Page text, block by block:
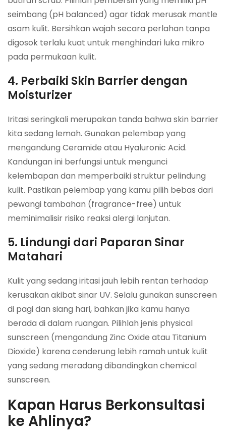
seimbang (pH balanced) agar tidak merusak mantle
asam kulit. Bersihkan wajah secara perlahan tanpa
digosok terlalu kuat untuk menghindari luka mikro
pada permukaan kulit.
4. Perbaiki Skin Barrier dengan
Moisturizer
Iritasi seringkali merupakan tanda bahwa skin barrier
kita sedang lemah. Gunakan pelembap yang
mengandung Ceramide atau Hyaluronic Acid.
Kandungan ini berfungsi untuk mengunci
kelembapan dan memperbaiki struktur pelindung
kulit. Pastikan pelembap yang kamu pilih bebas dari
pewangi tambahan (fragrance-free) untuk
meminimalisir risiko reaksi alergi lanjutan.
5. Lindungi dari Paparan Sinar
Matahari
Kulit yang sedang iritasi jauh lebih rentan terhadap
kerusakan akibat sinar UV. Selalu gunakan sunscreen
di pagi dan siang hari, bahkan jika kamu hanya
berada di dalam ruangan. Pilihlah jenis physical
sunscreen (mengandung Zinc Oxide atau Titanium
Dioxide) karena cenderung lebih ramah untuk kulit
yang sedang meradang dibandingkan chemical
sunscreen.
Kapan Harus Berkonsultasi
ke Ahlinya?